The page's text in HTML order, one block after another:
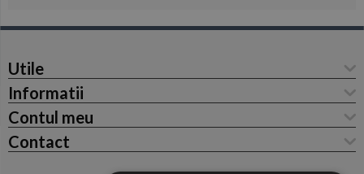
Utile
Informatii
Contul meu
Contact